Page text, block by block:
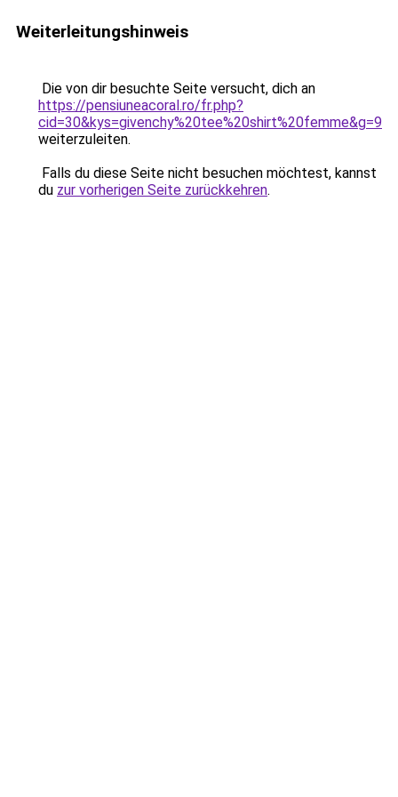
Weiterleitungshinweis
Die von dir besuchte Seite versucht, dich an
https://pensiuneacoral.ro/fr.php?
cid=30&kys=givenchy%20tee%20shirt%20femme&g=9
weiterzuleiten.
Falls du diese Seite nicht besuchen möchtest, kannst
du zur vorherigen Seite zurückkehren.